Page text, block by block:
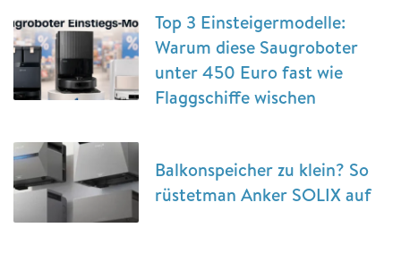
Top 3 Einsteigermodelle:
Warum diese Saugroboter
unter 450 Euro fast wie
Flaggschiffe wischen
Balkonspeicher zu klein? So
rüstetman Anker SOLIX auf